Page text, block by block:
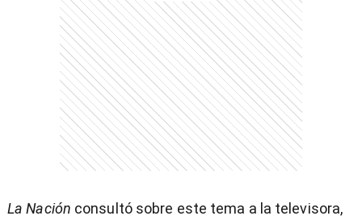
La Nación consultó sobre este tema a la televisora,